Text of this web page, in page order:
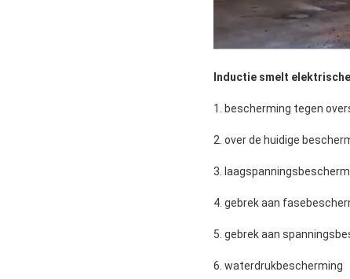
Inductie smelt
1. bescherming tegen
2. over de huidige
3.
4. gebrek aan
5. gebrek aan
6. waterdrukbescherming